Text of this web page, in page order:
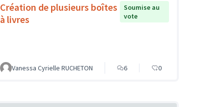
Création de plusieurs boîtes
à livres
Soumise au
vote
Vanessa Cyrielle RUCHETON 6 0